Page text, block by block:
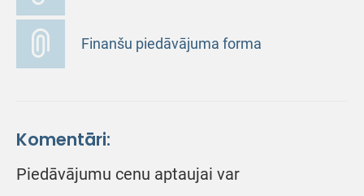
Finanšu piedāvājuma forma
Komentāri:
Piedāvājumu cenu aptaujai var